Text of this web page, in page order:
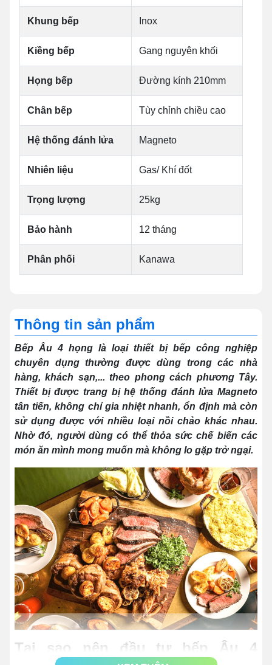
Khung bếp Inox
Kiềng bếp Gang nguyên khối
Họng bếp Đường kính 210mm
Chân bếp Tùy chỉnh chiều cao
Hệ thống đánh lửa Magneto
Nhiên liệu Gas/ Khí đốt
Trọng lượng 25kg
Bảo hành 12 tháng
Phân phối Kanawa
Thông tin sản phẩm
Bếp Âu 4 họng là loại thiết bị bếp công nghiệp
chuyên dụng thường được dùng trong các nhà
hàng, khách sạn,... theo phong cách phương Tây.
Thiết bị được trang bị hệ thống đánh lửa Magneto
tân tiến, không chỉ gia nhiệt nhanh, ổn định mà còn
sử dụng được với nhiều loại nồi chảo khác nhau.
Nhờ đó, người dùng có thể thỏa sức chế biến các
món ăn mình mong muốn mà không lo gặp trở ngại.
Tại sao nên đầu tư bếp Âu 4